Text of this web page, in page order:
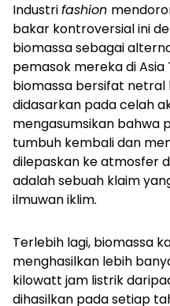
Industrifashion
bakar kontroversial ini
biomassa sebagai
pemasok mereka di
biomassa bersifat netral
didasarkan pada celah
mengasumsikan bahwa
tumbuh kembali dan
dilepaskan ke atmosfer
adalah sebuah klaim
ilmuwan iklim.
Terlebih lagi, biomassa
menghasilkan lebih
kilowatt jam listrik
dihasilkan pada setiap